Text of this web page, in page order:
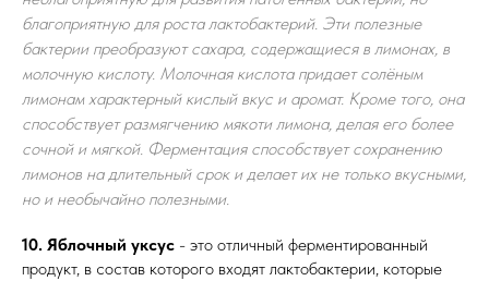
благоприятную для роста лактобактерий. Эти полезные
бактерии преобразуют сахара, содержащиеся в лимонах, в
молочную кислоту. Молочная кислота придает солёным
лимонам характерный кислый вкус и аромат. Кроме того, она
способствует размягчению мякоти лимона, делая его более
сочной и мягкой. Ферментация способствует сохранению
лимонов на длительный срок и делает их не только вкусными,
но и необычайно полезными.
10. Яблочный уксус - это отличный ферментированный
продукт, в состав которого входят лактобактерии, которые